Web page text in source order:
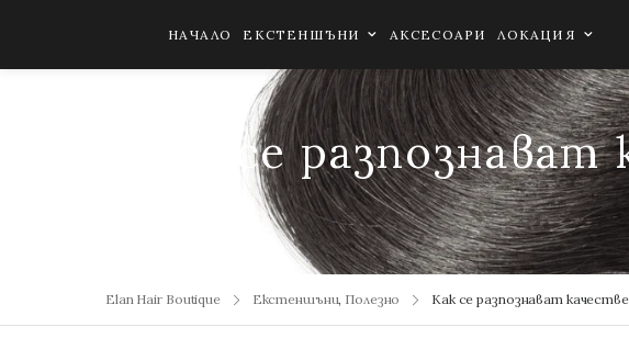
НАЧАЛО ЕКСТЕНШЪНИ АКСЕСОАРИ ЛОКАЦИЯ
Как се
Екстеншъни, Полезно Как се разпознават